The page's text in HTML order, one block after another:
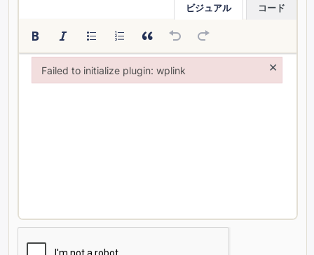
ビジュアル コード
Failed to initialize plugin: wplink ×
Failed to initialize plugin: wplink